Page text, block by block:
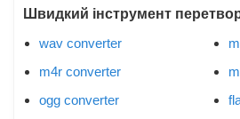
Швидкий інструмент
wav converter
m4r converter
ogg converter